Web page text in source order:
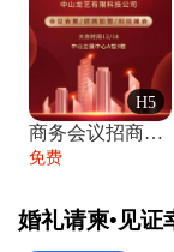
H5
商务会议招商展会科技峰会邀请函年会邀请
免费
婚礼请柬•见证